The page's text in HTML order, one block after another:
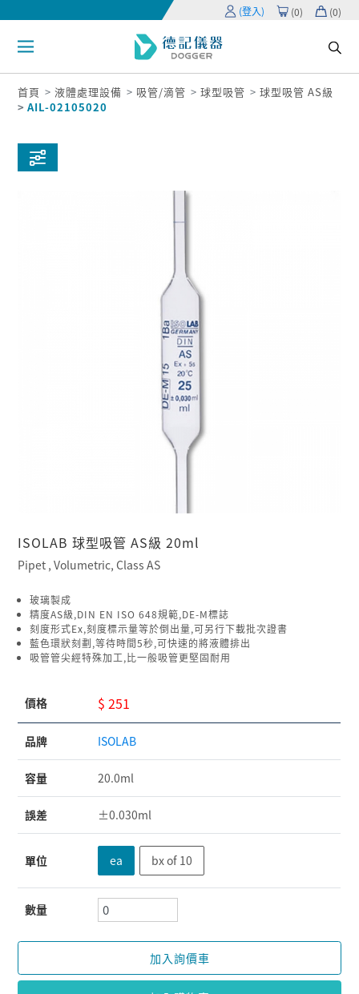
(登入) (0) (0)
首頁 液體處理設備 吸管/滴管 球型吸管
球型吸管 AS級
AIL-02105020
ISOLAB 球型吸管 AS級 20ml
Pipet , Volumetric, Class AS
玻璃製成
精度AS級,DIN EN ISO 648規範,DE-M標誌
刻度形式Ex,刻度標示量等於倒出量,可另行下載批次證書
藍色環狀刻劃,等待時間5秒,可快速的將液體排出
吸管管尖經特殊加工,比一般吸管更堅固耐用
價格 $ 251
品牌 ISOLAB
容量 20.0ml
誤差 ±0.030ml
單位 ea bx of 10
數量
加入詢價車